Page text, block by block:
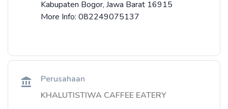
Kabupaten Bogor, Jawa Barat 16915
More Info: 082249075137
Perusahaan
KHALUTISTIWA CAFFEE EATERY